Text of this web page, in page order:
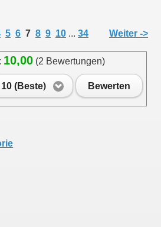
5 6 7 8 9 10 ... 34 Weiter ->
10,00(2 Bewertungen)
10 (Beste) Bewerten